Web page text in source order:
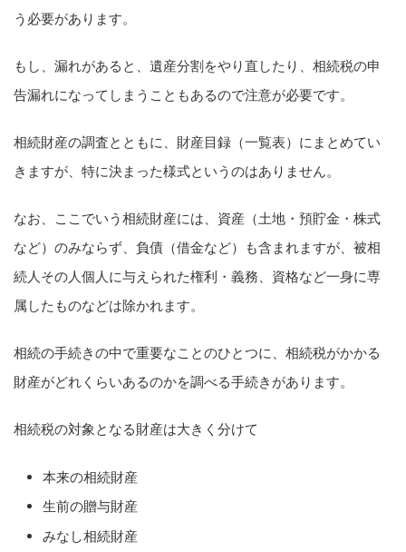
う必要があります。
もし、漏れがあると、遺産分割をやり直したり、相続税の申
告漏れになってしまうこともあるので注意が必要です。
相続財産の調査とともに、財産目録（一覧表）にまとめてい
きますが、特に決まった様式というのはありません。
なお、ここでいう相続財産には、資産（土地・預貯金・株式
など）のみならず、負債（借金など）も含まれますが、被相
続人その人個人に与えられた権利・義務、資格など一身に専
属したものなどは除かれます。
相続の手続きの中で重要なことのひとつに、相続税がかかる
財産がどれくらいあるのかを調べる手続きがあります。
相続税の対象となる財産は大きく分けて
本来の相続財産
生前の贈与財産
みなし相続財産